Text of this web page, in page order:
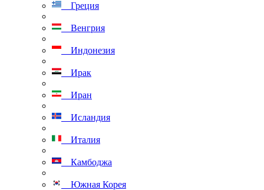
Греция
Венгрия
Индонезия
Ирак
Иран
Исландия
Италия
Камбоджа
Южная Корея